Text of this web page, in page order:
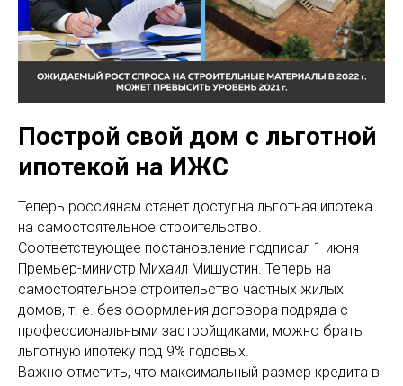
Построй свой дом с льготной
ипотекой на ИЖС
Теперь россиянам станет доступна льготная ипотека
на самостоятельное строительство.
Соответствующее постановление подписал 1 июня
Премьер-министр Михаил Мишустин. Теперь на
самостоятельное строительство частных жилых
домов, т. е. без оформления договора подряда с
профессиональными застройщиками, можно брать
льготную ипотеку под 9% годовых.
Важно отметить, что максимальный размер кредита в